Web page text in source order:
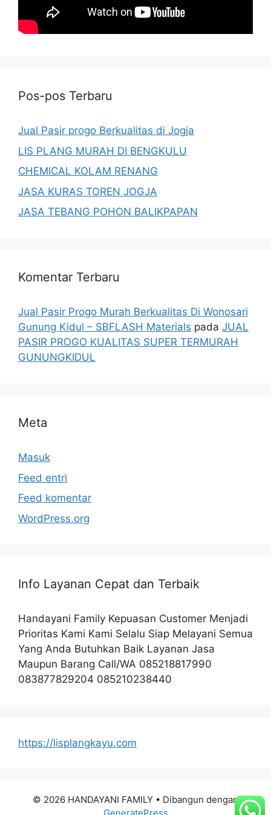
Pos-pos Terbaru
Jual Pasir progo Berkualitas di Jogja
LIS PLANG MURAH DI BENGKULU
CHEMICAL KOLAM RENANG
JASA KURAS TOREN JOGJA
JASA TEBANG POHON BALIKPAPAN
Komentar Terbaru
Jual Pasir Progo Murah Berkualitas Di Wonosari
Gunung Kidul – SBFLASH Materials pada JUAL
PASIR PROGO KUALITAS SUPER TERMURAH
GUNUNGKIDUL
Meta
Masuk
Feed entri
Feed komentar
WordPress.org
Info Layanan Cepat dan Terbaik
Handayani Family Kepuasan Customer Menjadi
Prioritas Kami Kami Selalu Siap Melayani Semua
Yang Anda Butuhkan Baik Layanan Jasa
Maupun Barang Call/WA 085218817990
083877829204 085210238440
https://lisplangkayu.com
© 2026 HANDAYANI FAMILY • Dibangun dengan